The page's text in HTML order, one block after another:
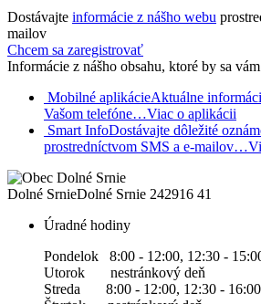
Dostávajte informácie z nášho webu
mailov
Chcem sa zaregistrovať
Informácie z nášho obsahu, ktoré by sa
Mobilné aplikácieAktuálne
Vašom telefóne…Viac o aplikácii
Smart InfoDostávajte dôležité
prostredníctvom SMS a e-mailov…
Dolné SrnieDolné Srnie 242916 41
Úradné hodiny
Pondelok 8:00 - 12:00, 12:30 -
Utorok nestránkový deň
Streda 8:00 - 12:00, 12:30 - 16:00